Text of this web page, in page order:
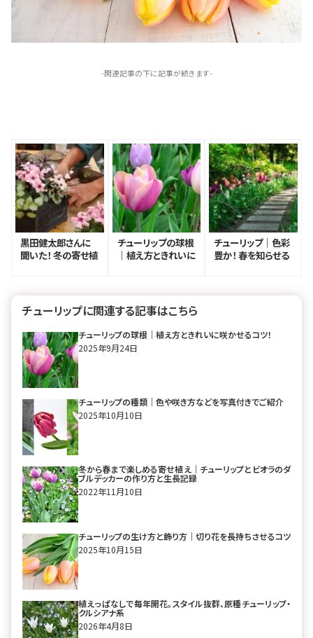
-関連記事の下に記事が続きます-
黒田健太郎さんに
聞いた！ 冬の寄せ植
チューリップの球根
｜植え方ときれいに
チューリップ｜色彩
豊か！ 春を知らせる
チューリップに関連する記事はこちら
チューリップの球根｜植え方ときれいに咲かせるコツ！
2025年9月24日
チューリップの種類｜色や咲き方などを写真付きでご紹介
2025年10月10日
冬から春まで楽しめる寄せ植え｜チューリップとビオラのダ
ブルデッカーの作り方と生長記録
2022年11月10日
チューリップの生け方と飾り方｜切り花を長持ちさせるコツ
2025年10月15日
植えっぱなしで毎年開花。スタイル抜群、原種チューリップ・
クルシアナ系
2026年4月8日